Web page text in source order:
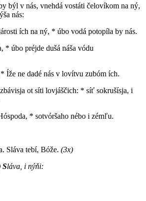
býl v nás, vnehdá vostáti čelovíkom na ný,
nás:
ích na ný, * úbo vodá potopíla by nás.
* úbo préjde dušá náša vódu
Íže ne dadé nás v lovítvu zubóm ích.
ot síti lovjáščich: * síť sokrušísja, i
* sotvóršaho nébo i zémľu.
Sláva tebí, Bóže. (3x)
Sláva, i nýňi: